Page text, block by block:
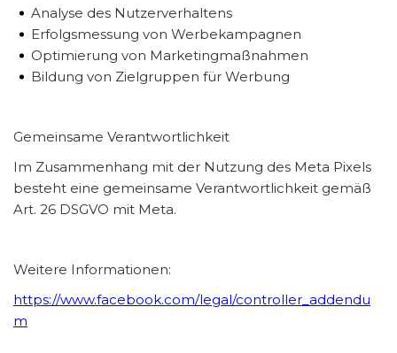
Analyse des Nutzerverhaltens
Erfolgsmessung von Werbekampagnen
Optimierung von Marketingmaßnahmen
Bildung von Zielgruppen für Werbung
Gemeinsame Verantwortlichkeit
Im Zusammenhang mit der Nutzung des Meta Pixels
besteht eine gemeinsame Verantwortlichkeit gemäß
Art. 26 DSGVO mit Meta.
Weitere Informationen:
https://www.facebook.com/legal/controller_addendu
m